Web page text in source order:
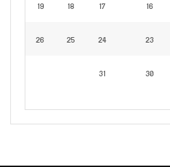
16
17
18
19
23
24
25
26
30
31